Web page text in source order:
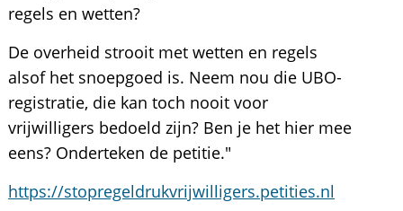
regels en wetten?
De overheid strooit met wetten en regels
alsof het snoepgoed is. Neem nou die UBO-
registratie, die kan toch nooit voor
vrijwilligers bedoeld zijn? Ben je het hier mee
eens? Onderteken de petitie."
https://stopregeldrukvrijwilligers.petities.nl